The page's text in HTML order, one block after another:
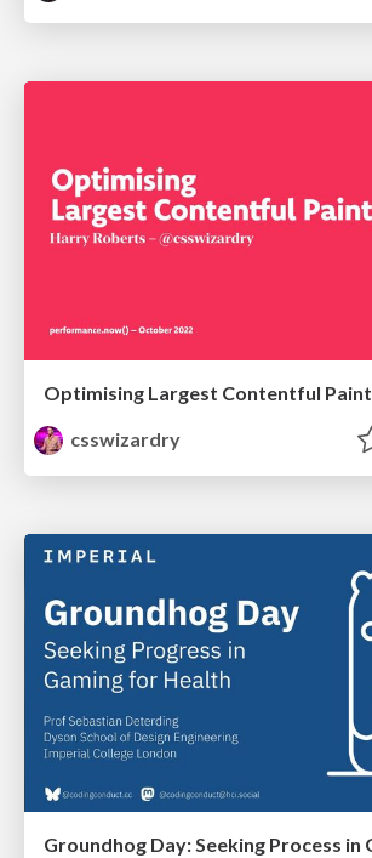
Optimising Largest Contentful Paint
csswizardry